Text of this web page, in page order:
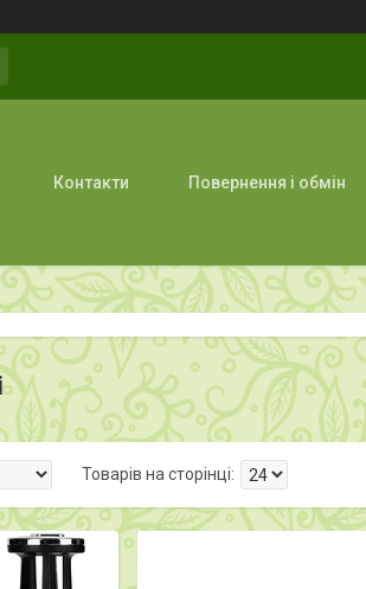
Контакти Повернення і обмін